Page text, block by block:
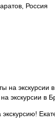
Россия
экскурсии в